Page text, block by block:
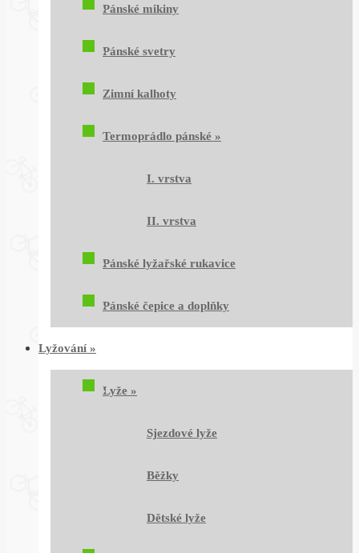
Pánské mikiny
Pánské svetry
Zimní kalhoty
Termoprádlo pánské »
I. vrstva
II. vrstva
Pánské lyžařské rukavice
Pánské čepice a doplňky
Lyžování »
Lyže »
Sjezdové lyže
Běžky
Dětské lyže